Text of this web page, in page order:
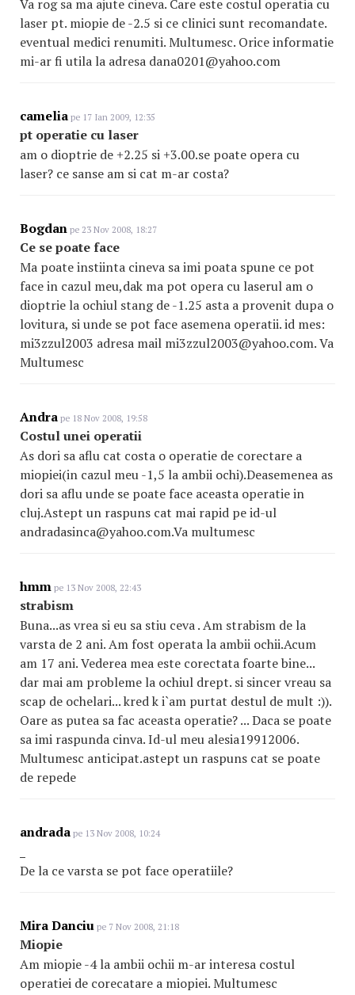
Va rog sa ma ajute cineva. Care este costul operatia cu
laser pt. miopie de -2.5 si ce clinici sunt recomandate.
eventual medici renumiti. Multumesc. Orice informatie
mi-ar fi utila la adresa dana0201@yahoo.com
camelia pe 17 Ian 2009, 12:35
pt operatie cu laser
am o dioptrie de +2.25 si +3.00.se poate opera cu
laser? ce sanse am si cat m-ar costa?
Bogdan pe 23 Nov 2008, 18:27
Ce se poate face
Ma poate instiinta cineva sa imi poata spune ce pot
face in cazul meu,dak ma pot opera cu laserul am o
dioptrie la ochiul stang de -1.25 asta a provenit dupa o
lovitura, si unde se pot face asemena operatii. id mes:
mi3zzul2003 adresa mail mi3zzul2003@yahoo.com. Va
Multumesc
Andra pe 18 Nov 2008, 19:58
Costul unei operatii
As dori sa aflu cat costa o operatie de corectare a
miopiei(in cazul meu -1,5 la ambii ochi).Deasemenea as
dori sa aflu unde se poate face aceasta operatie in
cluj.Astept un raspuns cat mai rapid pe id-ul
andradasinca@yahoo.com.Va multumesc
hmm pe 13 Nov 2008, 22:43
strabism
Buna...as vrea si eu sa stiu ceva . Am strabism de la
varsta de 2 ani. Am fost operata la ambii ochii.Acum
am 17 ani. Vederea mea este corectata foarte bine...
dar mai am probleme la ochiul drept. si sincer vreau sa
scap de ochelari... kred k i`am purtat destul de mult :)).
Oare as putea sa fac aceasta operatie? ... Daca se poate
sa imi raspunda cinva. Id-ul meu alesia19912006.
Multumesc anticipat.astept un raspuns cat se poate
de repede
andrada pe 13 Nov 2008, 10:24
De la ce varsta se pot face operatiile?
Mira Danciu pe 7 Nov 2008, 21:18
Miopie
Am miopie -4 la ambii ochii m-ar interesa costul
operatiei de corecatare a miopiei. Multumesc